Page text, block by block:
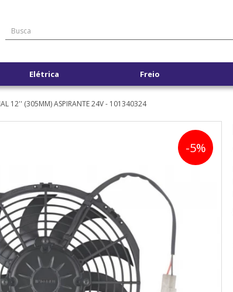
Elétrica Freio
12'' (305MM) ASPIRANTE 24V - 101340324
-5%